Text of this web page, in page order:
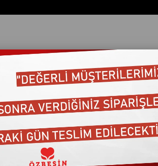
Fiyata Göre (Azalan) Ürün Adına Göre (A>Z)